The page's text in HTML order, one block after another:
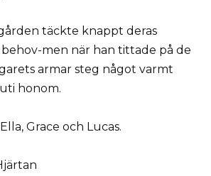
täckte knappt deras
men när han tittade på de
armar steg något varmt
honom.
Grace och Lucas.